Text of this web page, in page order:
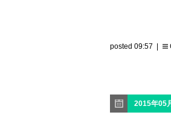
posted 09:57 |
2015年05